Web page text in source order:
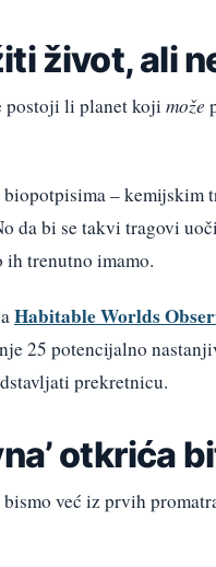
život, ali
postoji li planet koji može
– kemijskim
da bi se takvi tragovi
trenutno imamo.
Habitable Worlds
25 potencijalno
prekretnicu.
otkrića
bismo već iz prvih